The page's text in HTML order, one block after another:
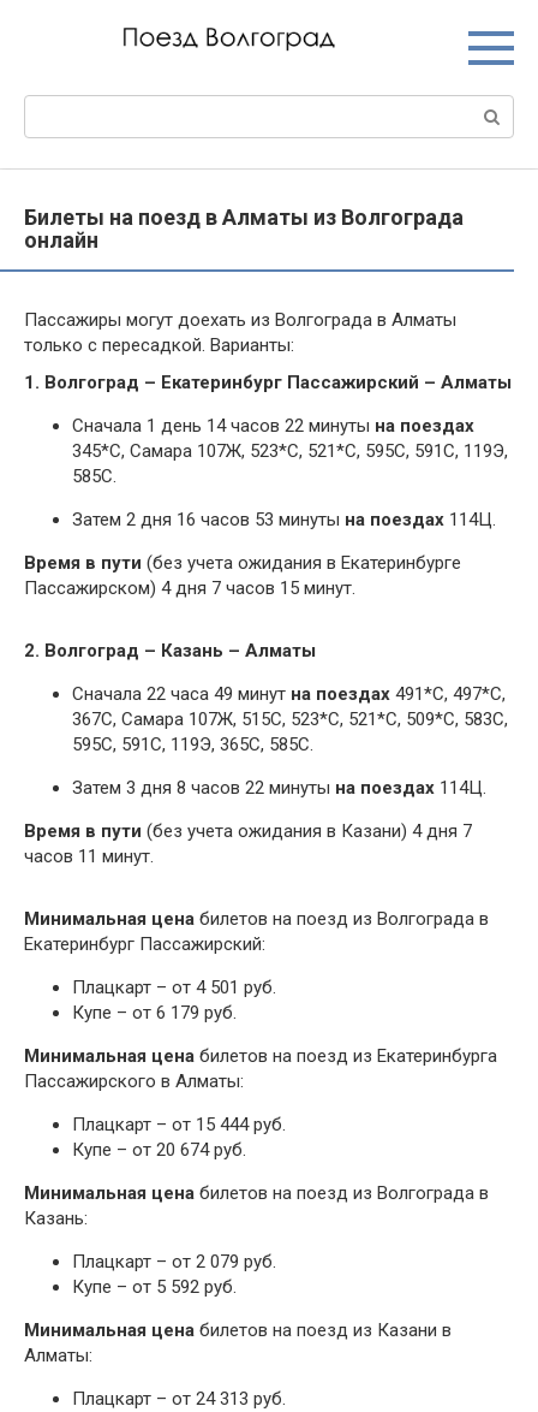
Билеты на поезд в Алматы из Волгограда
онлайн
Пассажиры могут доехать из Волгограда в Алматы
только с пересадкой. Варианты:
1. Волгоград – Екатеринбург Пассажирский – Алматы
Сначала 1 день 14 часов 22 минуты на поездах
345*С, Самара 107Ж, 523*С, 521*С, 595С, 591С, 119Э,
585С.
Затем 2 дня 16 часов 53 минуты на поездах 114Ц.
Время в пути (без учета ожидания в Екатеринбурге
Пассажирском) 4 дня 7 часов 15 минут.
2. Волгоград – Казань – Алматы
Сначала 22 часа 49 минут на поездах 491*С, 497*С,
367С, Самара 107Ж, 515С, 523*С, 521*С, 509*С, 583С,
595С, 591С, 119Э, 365С, 585С.
Затем 3 дня 8 часов 22 минуты на поездах 114Ц.
Время в пути (без учета ожидания в Казани) 4 дня 7
часов 11 минут.
Минимальная цена билетов на поезд из Волгограда в
Екатеринбург Пассажирский:
Плацкарт – от 4 501 руб.
Купе – от 6 179 руб.
Минимальная цена билетов на поезд из Екатеринбурга
Пассажирского в Алматы:
Плацкарт – от 15 444 руб.
Купе – от 20 674 руб.
Минимальная цена билетов на поезд из Волгограда в
Казань:
Плацкарт – от 2 079 руб.
Купе – от 5 592 руб.
Минимальная цена билетов на поезд из Казани в
Алматы:
Плацкарт – от 24 313 руб.